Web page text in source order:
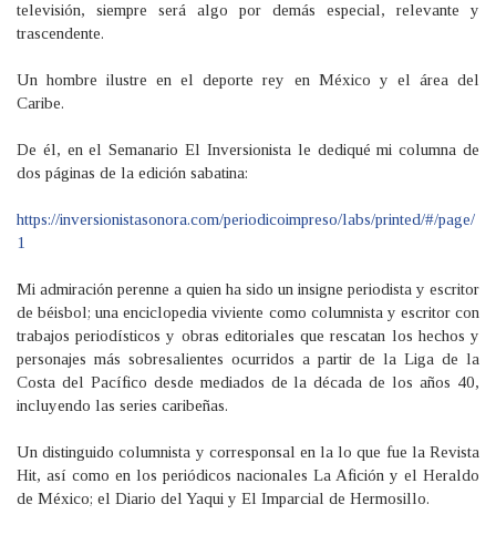
televisión, siempre será algo por demás especial, relevante y
trascendente.
Un hombre ilustre en el deporte rey en México y el área del
Caribe.
De él, en el Semanario El Inversionista le dediqué mi columna de
dos páginas de la edición sabatina:
https://inversionistasonora.com/periodicoimpreso/labs/printed/#/page/
1
Mi admiración perenne a quien ha sido un insigne periodista y escritor
de béisbol; una enciclopedia viviente como columnista y escritor con
trabajos periodísticos y obras editoriales que rescatan los hechos y
personajes más sobresalientes ocurridos a partir de la Liga de la
Costa del Pacífico desde mediados de la década de los años 40,
incluyendo las series caribeñas.
Un distinguido columnista y corresponsal en la lo que fue la Revista
Hit, así como en los periódicos nacionales La Afición y el Heraldo
de México; el Diario del Yaqui y El Imparcial de Hermosillo.